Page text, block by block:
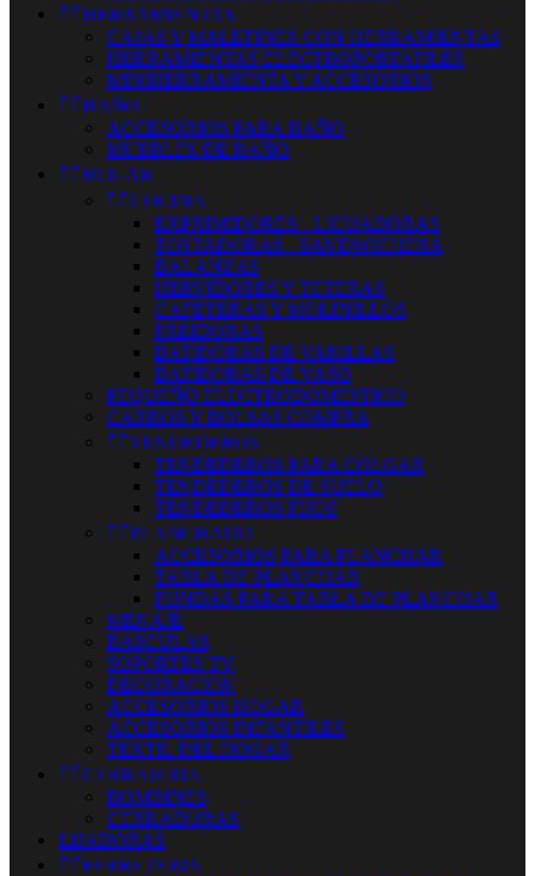
 HERRAMIENTAS
CAJAS Y MALETINES CON HERRAMIENTAS
HERRAMIENTAS ELECTROPORTATILES
MINIHERRAMIENTA Y ACCESORIOS
 BAÑO
ACCESORIOS PARA BAÑO
MUEBLES DE BAÑO
 HOGAR
 COCINA
EXPRIMIDORES - LICUADORAS
TOSTADORAS - SANDWICHERA
BALANZAS
HERVIDORES Y TETERAS
CAFETERAS Y MOLINILLOS
FREIDORAS
BATIDORAS DE VARILLAS
BATIDORAS DE VASO
PEQUEÑO ELECTRODOMESTICO
CARROS Y BOLSAS COMPRA
 TENDEDEROS
TENDEDEROS PARA COLGAR
TENDEDEROS DE SUELO
TENDEDEROS FIJOS
 PLANCHADO
ACCESORIOS PARA PLANCHAR
TABLA DE PLANCHAR
FUNDAS PARA TABLA DE PLANCHAR
MENAJE
BASCULAS
SOPORTES TV
DECORACION
ACCESORIOS HOGAR
ACCESORIOS INFANTILES
TEXTIL DEL HOGAR
 CERRAJERIA
BOMBINES
CERRADURAS
LIJADORAS
 FERRETERIA